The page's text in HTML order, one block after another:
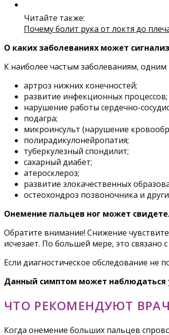
Читайте также:
Почему болит рука от локтя до
О каких заболеваниях может
К наиболее частым заболеваниям,
артроз нижних конечностей;
развитие инфекционных процессов;
нарушение работы сердечно-
подагра;
микроинсульт (нарушение
полирадикулонейропатия;
туберкулезный спондилит;
сахарный диабет;
атеросклероз;
развитие злокачественных
остеохондроз позвоночника и
Онемение пальцев ног может
Обратите внимание! Снижение
исчезает. По большей мере, это
Если диагностическое обследование не
Данный симптом может наблюдаться
ЧТО РЕКОМЕНДУЮТ
Когда онемение больших пальцев